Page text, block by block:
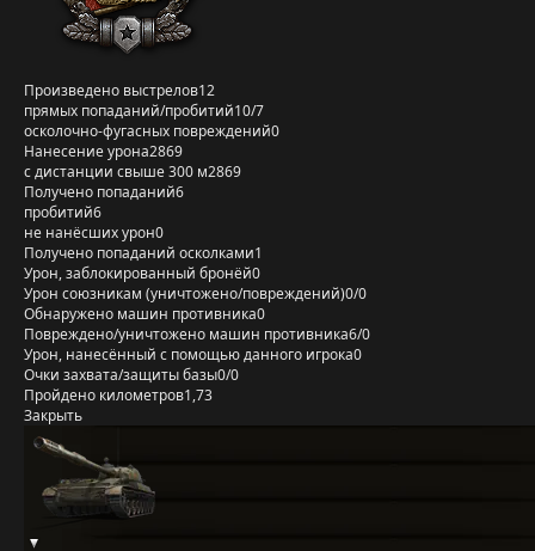
Произведено выстрелов12
прямых попаданий/пробитий10/7
осколочно-фугасных повреждений0
Нанесение урона2869
с дистанции свыше 300 м2869
Получено попаданий6
пробитий6
не нанёсших урон0
Получено попаданий осколками1
Урон, заблокированный бронёй0
Урон союзникам (уничтожено/повреждений)0/0
Обнаружено машин противника0
Повреждено/уничтожено машин противника6/0
Урон, нанесённый с помощью данного игрока0
Очки захвата/защиты базы0/0
Пройдено километров1,73
Закрыть